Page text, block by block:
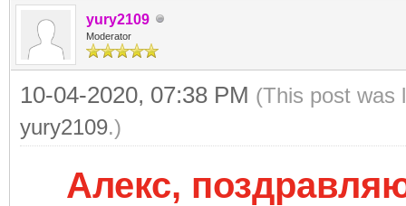
yury2109
Moderator
10-04-2020, 07:38 PM (This post was
yury2109.)
Алекс,